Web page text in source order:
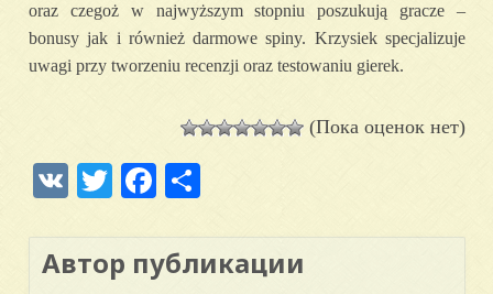
oraz czegoż w najwyższym stopniu poszukują gracze –
bonusy jak i również darmowe spiny. Krzysiek specjalizuje
uwagi przy tworzeniu recenzji oraz testowaniu gierek.
(Пока оценок нет)
VK TwitterFacebook
Автор публикации